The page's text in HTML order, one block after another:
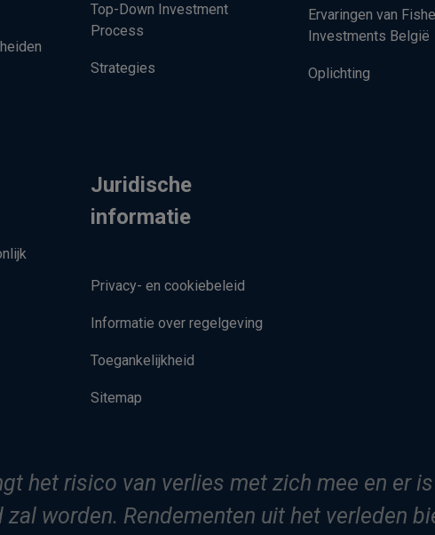
Top-Down Investment
Process
Strategies
Ervaringen van
Investments België
Oplichting
Juridische
informatie
Privacy- en cookiebeleid
Informatie over regelgeving
Toegankelijkheid
Sitemap
het risico van verlies met zich mee en er
worden. Rendementen uit het verleden